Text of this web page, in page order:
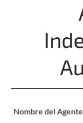
Nombre del